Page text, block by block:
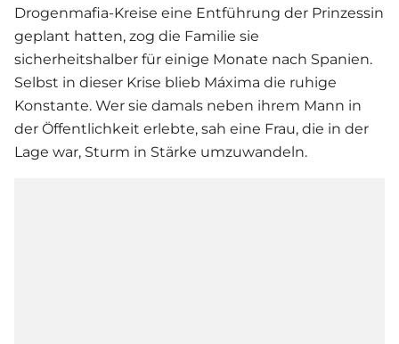
Drogenmafia-Kreise eine Entführung der Prinzessin
geplant hatten, zog die Familie sie
sicherheitshalber für einige Monate nach Spanien.
Selbst in dieser Krise blieb Máxima die ruhige
Konstante. Wer sie damals neben ihrem Mann in
der Öffentlichkeit erlebte, sah eine Frau, die in der
Lage war, Sturm in Stärke umzuwandeln.